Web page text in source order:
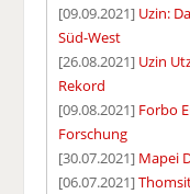
[09.09.2021] Uzin:
Süd-West
[26.08.2021] Uzin
Rekord
[09.08.2021] Forbo
Forschung
[30.07.2021] Mapei
[06.07.2021]